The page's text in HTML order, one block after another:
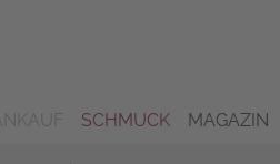
SCHMUCK MAGAZIN